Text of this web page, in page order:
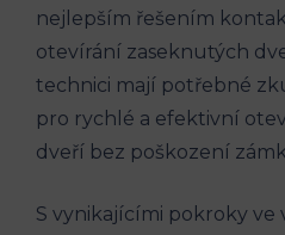
nejlepším řešením
otevírání zaseknutých
technici mají potřebné
pro rychlé a efektivní
dveří bez poškození
S vynikajícími pokroky